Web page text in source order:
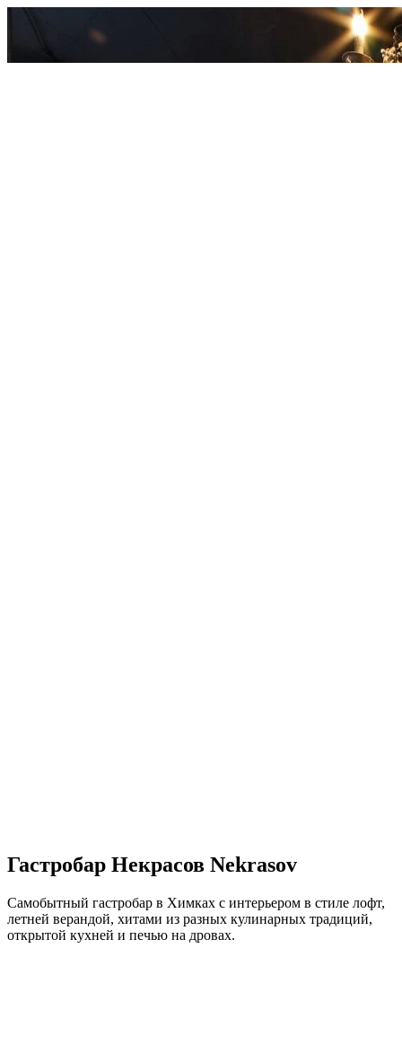
Гастробар Некрасов Nekrasov
Самобытный гастробар в Химках с интерьером в стиле лофт,
летней верандой, хитами из разных кулинарных традиций,
открытой кухней и печью на дровах.